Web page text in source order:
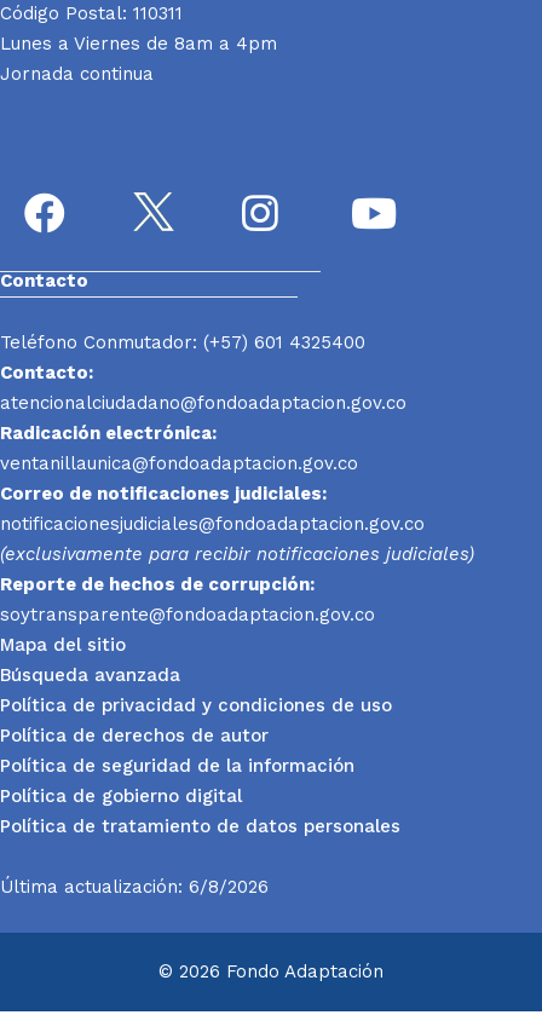
Código Postal: 110311
Lunes a Viernes de 8am a 4pm
Jornada continua
Contacto
Teléfono Conmutador: (+57) 601 4325400
Contacto:
atencionalciudadano@fondoadaptacion.gov.co
Radicación electrónica:
ventanillaunica@fondoadaptacion.gov.co
Correo de notificaciones judiciales:
notificacionesjudiciales@fondoadaptacion.gov.co
(exclusivamente para recibir notificaciones judiciales)
Reporte de hechos de corrupción:
soytransparente@fondoadaptacion.gov.co
Mapa del sitio
Búsqueda avanzada
Política de privacidad y condiciones de uso
Política de derechos de autor
Política de seguridad de la información
Política de gobierno digital
Política de tratamiento de datos personales
Última actualización: 6/8/2026
© 2026 Fondo Adaptación